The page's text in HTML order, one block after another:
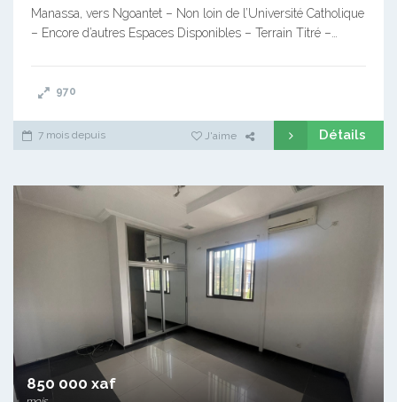
Manassa, vers Ngoantet – Non loin de l’Université Catholique
– Encore d’autres Espaces Disponibles – Terrain Titré –…
970
7 mois depuis J'aime Détails
850 000 xaf